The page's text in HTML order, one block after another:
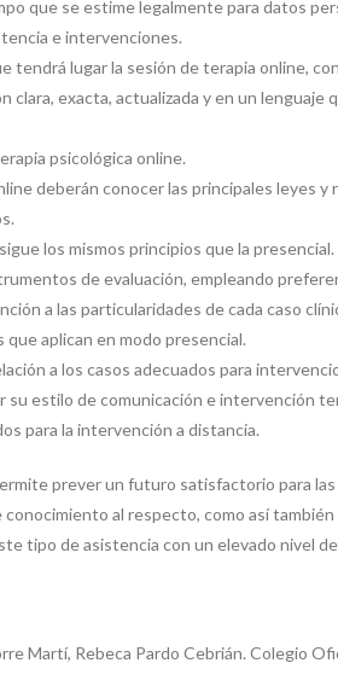
que se estime legalmente para datos
e intervenciones.
tendrá lugar la sesión de terapia online,
exacta, actualizada y en un
psicológica online.
deberán conocer las principales leyes
los mismos principios que la
de evaluación, empleando
a las particularidades de cada caso
aplican en modo presencial.
a los casos adecuados para
estilo de comunicación e intervención
para la intervención a distancia.
prever un futuro satisfactorio para
al respecto, como así
tipo de asistencia con un elevado nivel
Martí, Rebeca Pardo Cebrián. Colegio